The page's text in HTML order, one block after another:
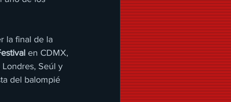
la final de la
en CDMX,
Seúl y
del balompié